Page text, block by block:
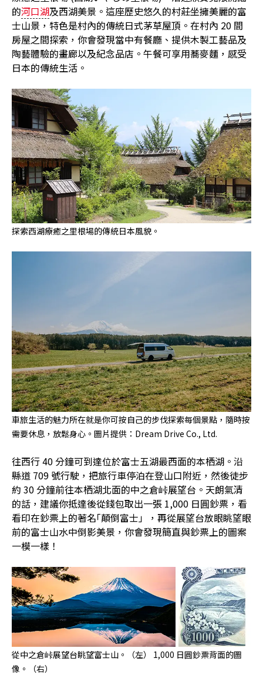
的河口湖及西湖美景。這座歷史悠久的村莊坐擁美麗的富
士山景，特色是村內的傳統日式茅草屋頂。在村內 20 間
房屋之間探索，你會發現當中有餐廳、提供木製工藝品及
陶藝體驗的畫廊以及紀念品店。午餐可享用蕎麥麵，感受
日本的傳統生活。
探索西湖療癒之里根場的傳統日本風貌。
車旅生活的魅力所在就是你可按自己的步伐探索每個景點，隨時按
需要休息，放鬆身心。圖片提供：Dream Drive Co., Ltd.
往西行 40 分鐘可到達位於富士五湖最西面的本栖湖。沿
縣道 709 號行駛，把旅行車停泊在登山口附近，然後徒步
約 30 分鐘前往本栖湖北面的中之倉峠展望台。天朗氣清
的話，建議你抵達後從錢包取出一張 1,000 日圓鈔票，看
看印在鈔票上的著名｢顛倒富士」，再從展望台放眼眺望眼
前的富士山水中倒影美景，你會發現簡直與鈔票上的圖案
一模一樣！
從中之倉峠展望台眺望富士山。（左） 1,000 日圓鈔票背面的圖
像。（右）